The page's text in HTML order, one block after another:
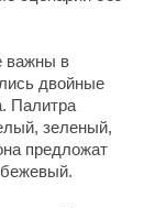
важны в
двойные
Палитра
зеленый,
предложат
бежевый.